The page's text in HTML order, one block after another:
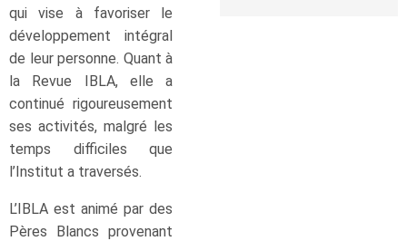
qui vise à favoriser le
développement intégral
de leur personne. Quant à
la Revue IBLA, elle a
continué rigoureusement
ses activités, malgré les
temps difficiles que
l’Institut a traversés.
L’IBLA est animé par des
Pères Blancs provenant